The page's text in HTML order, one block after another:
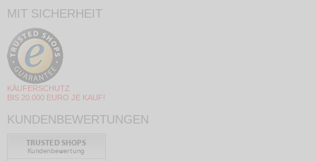
MIT SICHERHEIT
KÄUFERSCHUTZ
BIS 20.000 EURO JE KAUF!
KUNDENBEWERTUNGEN